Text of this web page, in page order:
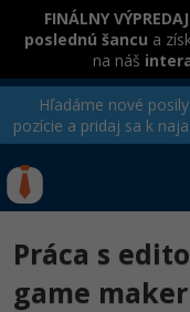
FINÁLNY
poslednú šancu a
na náš
Hľadáme nové
pozície a pridaj sa k
hradené
Prihlásiť sa|
Práca s
game